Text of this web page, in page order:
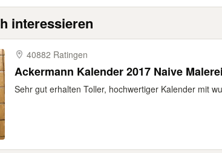
interessieren
40882 Ratingen
Ackermann Kalender 2017 Naive
Sehr gut erhalten Toller, hochwertiger Kalender mit